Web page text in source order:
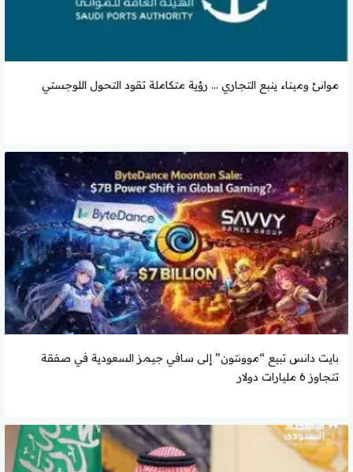
موانئ وميناء ينبع التجاري … رؤية متكاملة تقود التحول اللوجستي
بايت دانس تبيع “موونتون” إلى سافي جيمز السعودية في صفقة
تتجاوز 6 مليارات دولار